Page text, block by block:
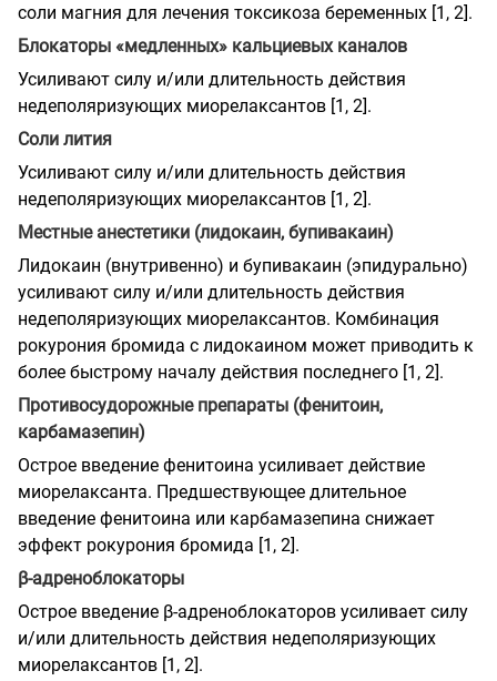
соли магния для лечения токсикоза беременных [1, 2].
Блокаторы «медленных» кальциевых каналов
Усиливают силу и/или длительность действия
недеполяризующих миорелаксантов [1, 2].
Соли лития
Усиливают силу и/или длительность действия
недеполяризующих миорелаксантов [1, 2].
Местные анестетики (лидокаин, бупивакаин)
Лидокаин (внутривенно) и бупивакаин (эпидурально)
усиливают силу и/или длительность действия
недеполяризующих миорелаксантов. Комбинация
рокурония бромида с лидокаином может приводить к
более быстрому началу действия последнего [1, 2].
Противосудорожные препараты (фенитоин,
карбамазепин)
Острое введение фенитоина усиливает действие
миорелаксанта. Предшествующее длительное
введение фенитоина или карбамазепина снижает
эффект рокурония бромида [1, 2].
β-адреноблокаторы
Острое введение β-адреноблокаторов усиливает силу
и/или длительность действия недеполяризующих
миорелаксантов [1, 2].